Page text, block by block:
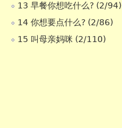
13 早餐你想吃什么? (2/94)
14 你想要点什么? (2/86)
15 叫母亲妈咪 (2/110)